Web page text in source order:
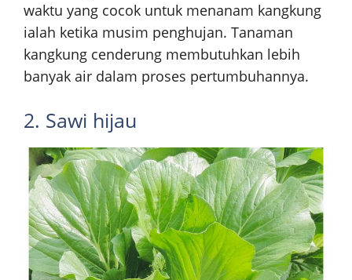
waktu yang cocok untuk menanam kangkung
ialah ketika musim penghujan. Tanaman
kangkung cenderung membutuhkan lebih
banyak air dalam proses pertumbuhannya.
2. Sawi hijau